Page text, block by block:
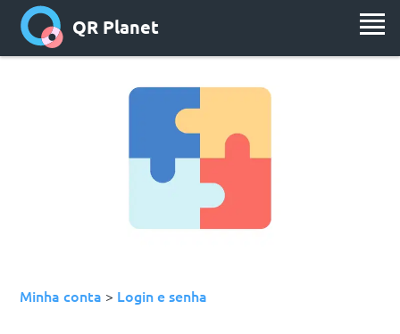
QR Planet
Minha conta > Login e senha